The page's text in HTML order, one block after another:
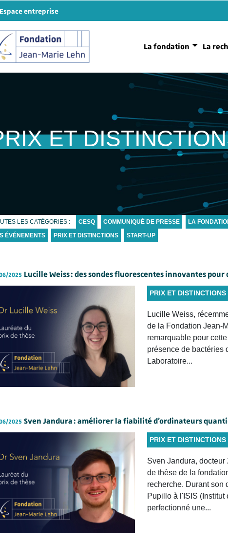
Espace entreprise
La fondation La
ET
LES CATÉGORIES : CESQ COMMUNIQUÉ DE PRESSE LA
ÉVÉNEMENTS
PRIX ET DISTINCTIONS START-UP
2025 Lucille Weiss : des sondes fluorescentes innovantes
PRIX ET DISTINCTIONS
Lucille Weiss,
de la Fondation Jean-
remarquable pour
présence de bactéries
Laboratoire...
2025 Sven Jandura : améliorer la fiabilité d’ordinateurs
PRIX ET DISTINCTIONS
Sven Jandura, docteur
de thèse de la
recherche. Durant son
Pupillo à l'ISIS (Institut
perfectionné une...